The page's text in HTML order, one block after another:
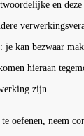
en
je kan bezwaar
hieraan
zijn.
oefenen, neem